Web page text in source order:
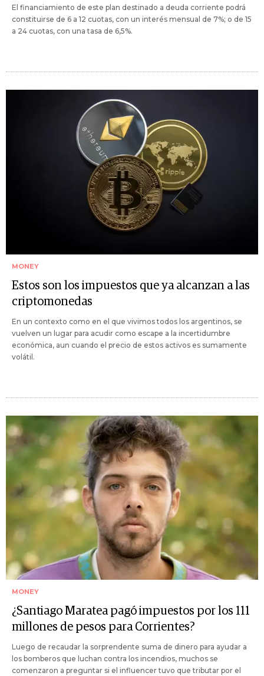
El financiamiento de este plan destinado a deuda corriente podrá
constituirse de 6 a 12 cuotas, con un interés mensual de 7%; o de 15
a 24 cuotas, con una tasa de 6,5%.
MONEY
Estos son los impuestos que ya alcanzan a las
criptomonedas
En un contexto como en el que vivimos todos los argentinos, se
vuelven un lugar para acudir como escape a la incertidumbre
económica, aun cuando el precio de estos activos es sumamente
volátil.
MONEY
¿Santiago Maratea pagó impuestos por los 111
millones de pesos para Corrientes?
Luego de recaudar la sorprendente suma de dinero para ayudar a
los bomberos que luchan contra los incendios, muchos se
comenzaron a preguntar si el influencer tuvo que tributar por el